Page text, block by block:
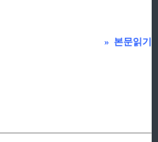
» 본문읽기